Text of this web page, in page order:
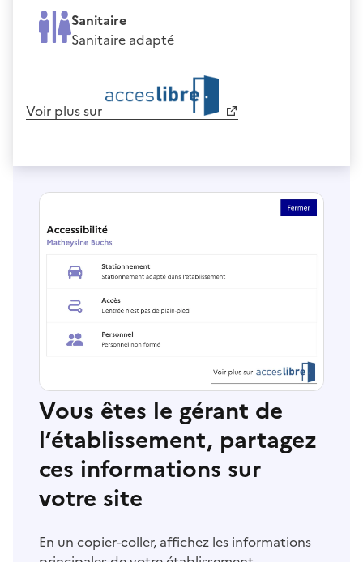
Sanitaire
Sanitaire adapté
Voir plus sur
Vous êtes le gérant de
l’établissement, partagez
ces informations sur
votre site
En un copier-coller, affichez les informations